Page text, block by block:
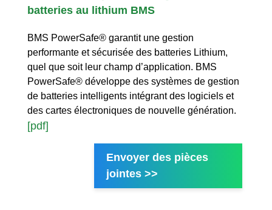
batteries au lithium BMS
BMS PowerSafe® garantit une gestion
performante et sécurisée des batteries Lithium,
quel que soit leur champ d’application. BMS
PowerSafe® développe des systèmes de gestion
de batteries intelligents intégrant des logiciels et
des cartes électroniques de nouvelle génération.
[pdf]
Envoyer des pièces
jointes >>